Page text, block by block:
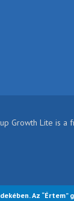
Az “Értem”
Growth Lite is a